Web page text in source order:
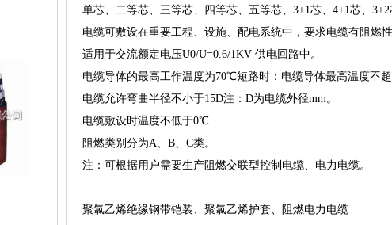
单芯、二等芯、三等芯、四等芯、五等芯、3+1芯、4+1芯、3+2
电缆可敷设在重要工程、设施、配电系统中，要求电缆有阻燃
适用于交流额定电压U0/U=0.6/1KV 供电回路中。
电缆导体的最高工作温度为70℃短路时：电缆导体最高温度不
电缆允许弯曲半径不小于15D注：D为电缆外径mm。
电缆敷设时温度不低于0℃
阻燃类别分为A、B、C类。
注：可根据用户需要生产阻燃交联型控制电缆、电力电缆。
聚氯乙烯绝缘钢带铠装、聚氯乙烯护套、阻燃电力电缆